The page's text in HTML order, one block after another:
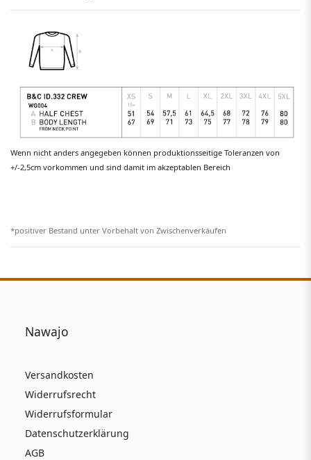
Wenn nicht anders angegeben können produktionsseitige Toleranzen von
+/-2,5cm vorkommen und sind damit im akzeptablen Bereich
*positiver Bestand unter Vorbehalt von Zwischenverkäufen
Nawajo
Versandkosten
Widerrufsrecht
Widerrufsformular
Datenschutzerklärung
AGB